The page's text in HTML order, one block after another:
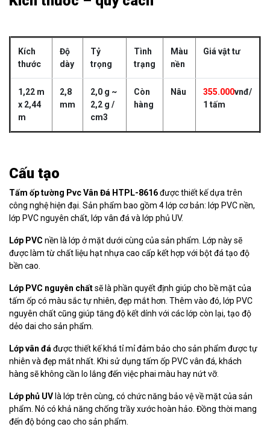
Kích
thước
Độ
dày
Tỷ
trọng
Tình
trạng
Màu
nền
Giá vật tư
1,22 m
x 2,44
m
2,8
mm
2,0 g ~
2,2 g /
cm3
Còn
hàng
Nâu 355.000vnđ/
1 tấm
Cấu tạo
Tấm ốp tường Pvc Vân Đá HTPL-8616được thiết kế dựa trên
công nghệ hiện đại. Sản phẩm bao gồm 4 lớp cơ bản: lớp PVC nền,
lớp PVC nguyên chất, lớp vân đá và lớp phủ UV.
Lớp PVC nền là lớp ở mặt dưới cùng của sản phẩm. Lớp này sẽ
được làm từ chất liệu hạt nhựa cao cấp kết hợp với bột đá tạo độ
bền cao.
Lớp PVC nguyên chấtsẽ là phần quyết định giúp cho bề mặt của
tấm ốp có màu sắc tự nhiên, đẹp mắt hơn. Thêm vào đó, lớp PVC
nguyên chất cũng giúp tăng độ kết dính với các lớp còn lại, tạo độ
dẻo dai cho sản phẩm.
Lớp vân đá được thiết kế khá tỉ mỉ đảm bảo cho sản phẩm được tự
nhiên và đẹp mắt nhất. Khi sử dụng tấm ốp PVC vân đá, khách
hàng sẽ không cần lo lắng đến việc phai màu hay nứt vỡ.
Lớp phủ UV là lớp trên cùng, có chức năng bảo vệ về mặt của sản
phẩm. Nó có khả năng chống trầy xước hoàn hảo. Đồng thời mang
đến độ bóng cao cho sản phẩm.